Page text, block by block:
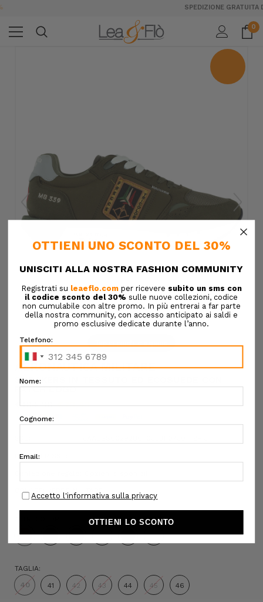
SPEDIZIONE GRATUITA DA 189€ IN ITALIA
0
AERONAUTICA MILITARE
SNEAKERS IN TESSUTO ED ECOSUEDE CON
PATCH LOGO
€104,90 €73,43
DESIGNER SKU:
COLORE: VERDE MILITARE
TAGLIA:
40
41 42 43 44 45 46
×